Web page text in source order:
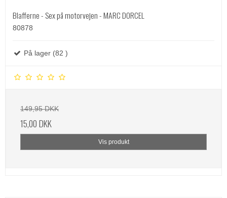
Blafferne - Sex på motorvejen - MARC DORCEL
80878
På lager (82 )
149,95 DKK
15,00 DKK
Vis produkt